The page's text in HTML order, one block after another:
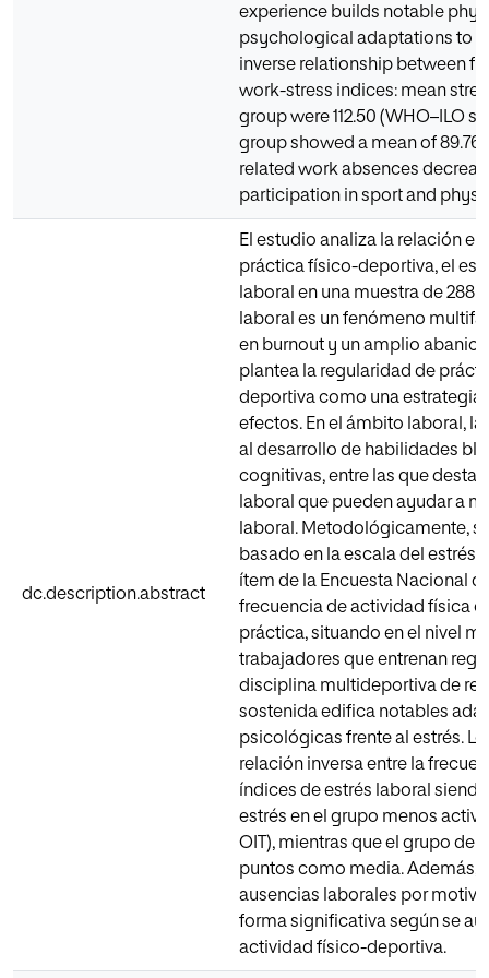
experience builds notable
psychological adaptations to
inverse relationship between
work-stress indices: mean
group were 112.50 (WHO–ILO
group showed a mean of 89.76
related work absences
participation in sport and
dc.description.abstract
El estudio analiza la relación
práctica físico-deportiva, el
laboral en una muestra de 288
laboral es un fenómeno
en burnout y un amplio
plantea la regularidad de
deportiva como una estrategia
efectos. En el ámbito laboral,
al desarrollo de habilidades
cognitivas, entre las que
laboral que pueden ayudar a
laboral. Metodológicamente,
basado en la escala del estrés
ítem de la Encuesta Nacional
frecuencia de actividad física
práctica, situando en el nivel
trabajadores que entrenan
disciplina multideportiva de
sostenida edifica notables
psicológicas frente al estrés.
relación inversa entre la
índices de estrés laboral
estrés en el grupo menos activo
OIT), mientras que el grupo de
puntos como media. Además,
ausencias laborales por
forma significativa según se
actividad físico-deportiva.